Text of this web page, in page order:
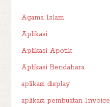
Agama Islam
Aplikasi
Aplikasi Apotik
Aplikasi Bendahara
aplikasi display
aplikasi pembuatan Invoice